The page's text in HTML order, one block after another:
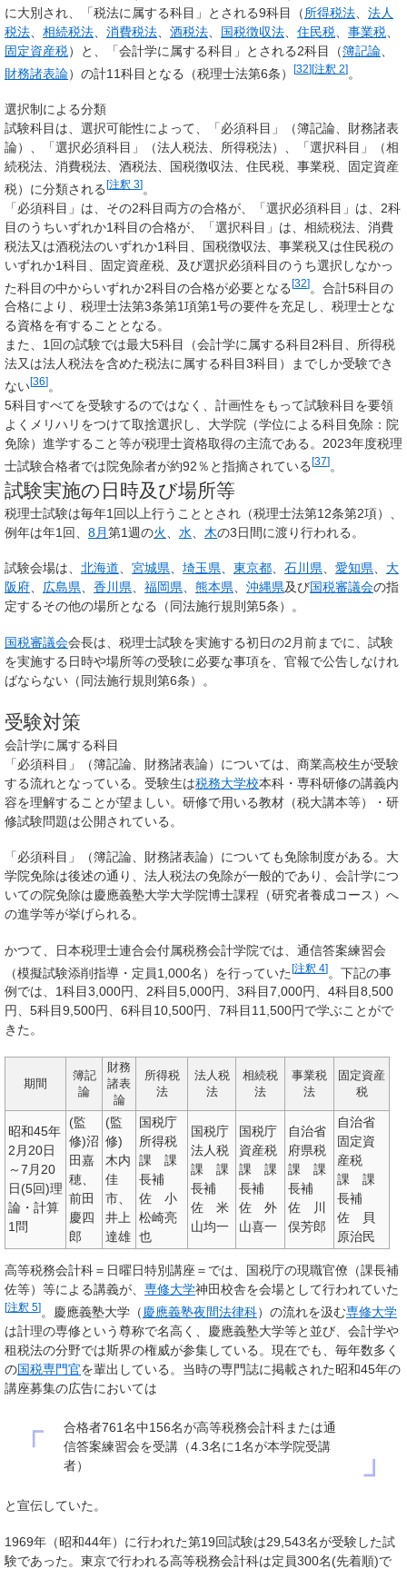
に大別され、「税法に属する科目 」とされる9科目（所得税法
法人
税法
相続税法 消費税法 酒税法 国税徴収法 住民税 事業税
固定資産税）と、「会計学に属する科目 」とされる2科目（簿記論
財務諸表論）の計11科目となる（税理士法第6条） [32][注釈 2]。
選択制による分類
試験科目は、選択可能性によって、「必須科目 」（簿記論、財務諸表
論）、「選択必須科目 」（法人税法、所得税法）、「選択科目 」（相
続税法、消費税法、酒税法、国税徴収法、住民税、事業税、固定資産
税）に分類される[注釈 3]。
「必須科目 」は、その2科目両方の合格が、「選択必須科目 」は、2科
目のうちいずれか1科目の合格が、「選択科目 」は、相続税法、消費
税法又は酒税法のいずれか1科目、国税徴収法、事業税又は住民税の
いずれか1科目、固定資産税、及び選択必須科目のうち選択しなかっ
た科目の中からいずれか2科目の合格が必要となる[32]。合計5科目の
合格により、税理士法第3条第1項第1号の要件を充足し、税理士とな
る資格を有することとなる。
また、1回の試験では最大5科目（会計学に属する科目2科目、所得税
法又は法人税法を含めた税法に属する科目3科目）までしか受験でき
ない[36] 。
5科目すべてを受験するのではなく、計画性をもって試験科目を要領
よくメリハリをつけて取捨選択し、大学院（学位による科目免除：院
免除）進学すること等が税理士資格取得の主流である。2023年度税理
士試験合格者では院免除者が約92％と指摘されている[37]。
試験実施の日時及び場所等
税理士試験は毎年1回以上行うこととされ（税理士法第12条第2項）、
例年は年1回、 8月第1週の火 水 木の3日間に渡り行われる。
試験会場は、 北海道、 宮城県、 埼玉県、 東京都、 石川県、 愛知県、 大
阪府、 広島県、 香川県、 福岡県、 熊本県、 沖縄県及び国税審議会の指
定するその他の場所となる（同法施行規則第5条）。
国税審議会会長は、税理士試験を実施する初日の2月前までに、試験
を実施する日時や場所等の受験に必要な事項を、官報で公告しなけれ
ばならない（同法施行規則第6条）。
受験対策
会計学に属する科目
「必須科目」（簿記論、財務諸表論）については、商業高校生が受験
する流れとなっている。受験生は税務大学校本科・専科研修の講義内
容を理解することが望ましい。研修で用いる教材（税大講本等）・研
修試験問題は公開されている。
「必須科目」（簿記論、財務諸表論）についても免除制度がある。大
学院免除は後述の通り、法人税法の免除が一般的であり、会計学につ
いての院免除は慶應義塾大学大学院博士課程（研究者養成コース）へ
の進学等が挙げられる。
かつて、日本税理士連合会付属税務会計学院では、通信答案練習会
（模擬試験添削指導・定員1,000名）を行っていた[注釈 4]。下記の事
例では、1科目3,000円、2科目5,000円、3科目7,000円、4科目8,500
円、5科目9,500円、6科目10,500円、7科目11,500円で学ぶことがで
きた。
期間
簿記
論
財務
諸表
論
所得税
法
法人税
法
相続税
法
事業税
法
固定資産
税
昭和45年
2月20日
～7月20
日(5回)理
論・計算
1問
(監
修)沼
田嘉
穂、
前田
慶四
郎
(監
修)
木内
佳
市、
井上
達雄
国税庁
所得税
課 課
長補
佐 小
松崎亮
也
国税庁
法人税
課 課
長補
佐 米
山均一
国税庁
資産税
課 課
長補
佐 外
山喜一
自治省
府県税
課 課
長補
佐 川
俣芳郎
自治省
固定資
産税
課 課
長補
佐 貝
原治民
高等税務会計科＝日曜日特別講座＝では、国税庁の現職官僚（課長補
佐等）等による講義が、 専修大学神田校舎を会場として行われていた
[注釈 5]。慶應義塾大学（慶應義塾夜間法律科）の流れを汲む専修大学
は計理の専修という尊称で名高く、慶應義塾大学等と並び、会計学や
租税法の分野では斯界の権威が参集している。現在でも、毎年数多く
の国税専門官を輩出している。当時の専門誌に掲載された昭和45年の
講座募集の広告においては
「
合格者761名中156名が高等税務会計科または通
信答案練習会を受講（4.3名に1名が本学院受講
者）
」
と宣伝していた。
1969年（昭和44年）に行われた第19回試験は29,543名が受験した試
験であった。東京で行われる高等税務会計科は定員300名(先着順)で